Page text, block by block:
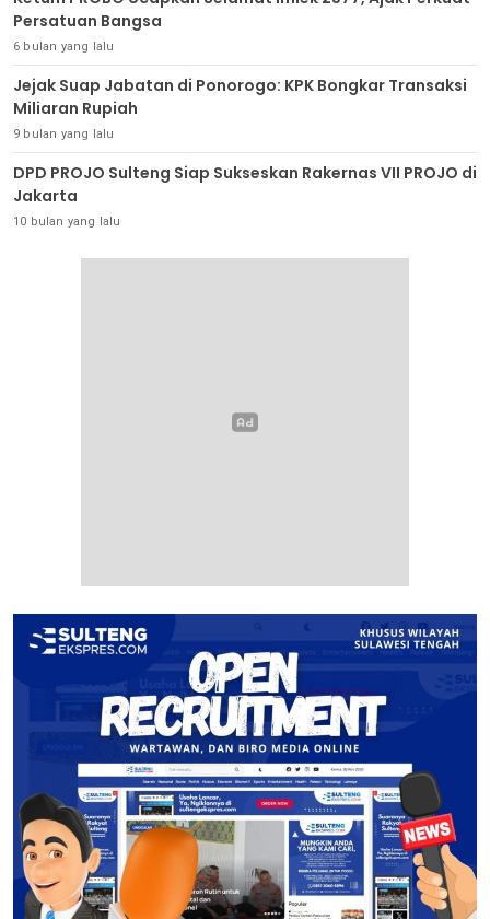
Persatuan Bangsa
6 bulan yang lalu
Jejak Suap Jabatan di Ponorogo: KPK Bongkar Transaksi
Miliaran Rupiah
9 bulan yang lalu
DPD PROJO Sulteng Siap Sukseskan Rakernas VII PROJO di
Jakarta
10 bulan yang lalu